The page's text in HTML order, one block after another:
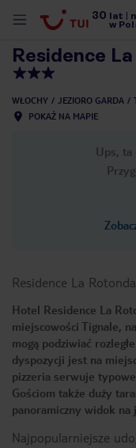
30 lat
w
Residence
WŁOCHY JEZIORO GARDA
POKAŻ NA MAPIE
Ups, ta
Residence La Rotonda
Hotel Residence La
miejscowości Tignale,
mogą podziwiać
dyspozycji jest na
pizzeria serwuje
Gościom także duży
panoramiczny widok na
Najpopularniejsze